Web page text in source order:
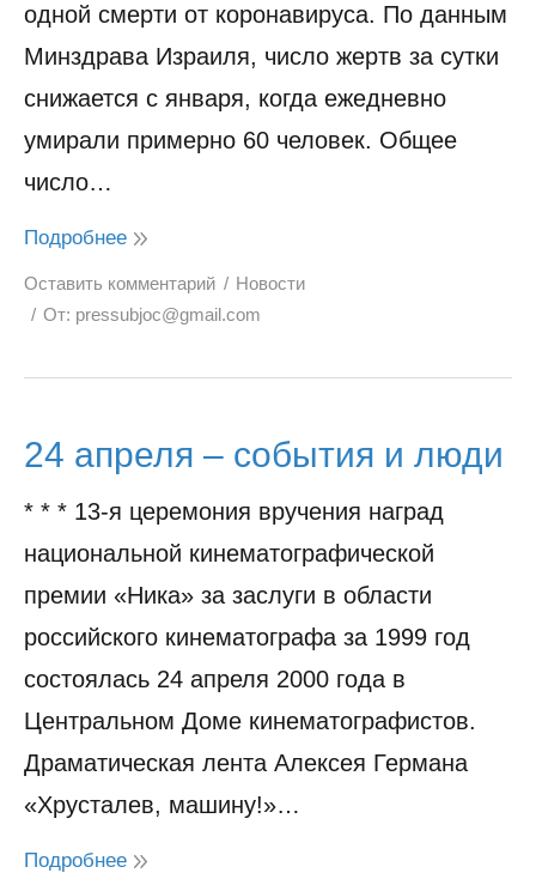
одной смерти от коронавируса. По данным
Минздрава Израиля, число жертв за сутки
снижается с января, когда ежедневно
умирали примерно 60 человек. Общее
число…
Подробнее
Оставить комментарий
Новости
От: pressubjoc@gmail.com
24 апреля – события и люди
* * * 13-я церемония вручения наград
национальной кинематографической
премии «Ника» за заслуги в области
российского кинематографа за 1999 год
состоялась 24 апреля 2000 года в
Центральном Доме кинематографистов.
Драматическая лента Алексея Германа
«Хрусталев, машину!»…
Подробнее